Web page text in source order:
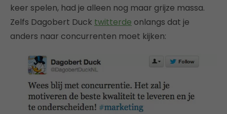
keer spelen, had je alleen nog maar grijze massa.
Zelfs Dagobert Duck twitterde onlangs dat je
anders naar concurrenten moet kijken: